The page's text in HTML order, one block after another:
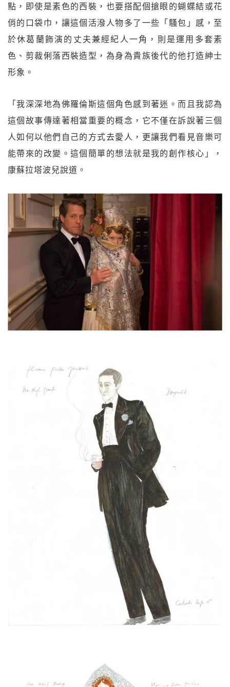
點，即使是素色的西裝，也要搭配個搶眼的蝴蝶結或花
俏的口袋巾，讓這個活潑人物多了一些「騷包」感，至
於休葛蘭飾演的丈夫兼經紀人一角，則是運用多套素
色、剪裁俐落西裝造型，為身為貴族後代的他打造紳士
形象。
「我深深地為佛羅倫斯這個角色感到著迷。而且我認為
這個故事傳達著相當重要的概念，它不僅在訴說著三個
人如何以他們自己的方式去愛人，更讓我們看見音樂可
能帶來的改變。這個簡單的想法就是我的創作核心」，
康蘇拉塔波兒說道。